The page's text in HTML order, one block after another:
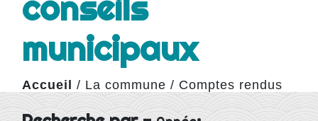
municipaux
Accueil / La commune / Comptes rendus